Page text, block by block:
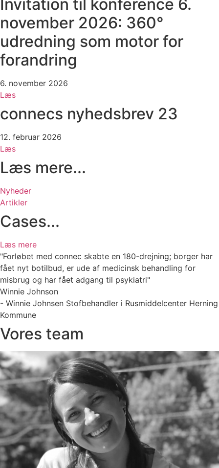
Invitation til konference 6.
november 2026: 360°
udredning som motor for
forandring
6. november 2026
Læs
connecs nyhedsbrev 23
12. februar 2026
Læs
Læs mere...
Nyheder
Artikler
Cases...
Læs mere
"Forløbet med connec skabte en 180-drejning; borger har
fået nyt botilbud, er ude af medicinsk behandling for
misbrug og har fået adgang til psykiatri"
Winnie Johnson
- Winnie Johnsen Stofbehandler i Rusmiddelcenter Herning
Kommune
Vores team